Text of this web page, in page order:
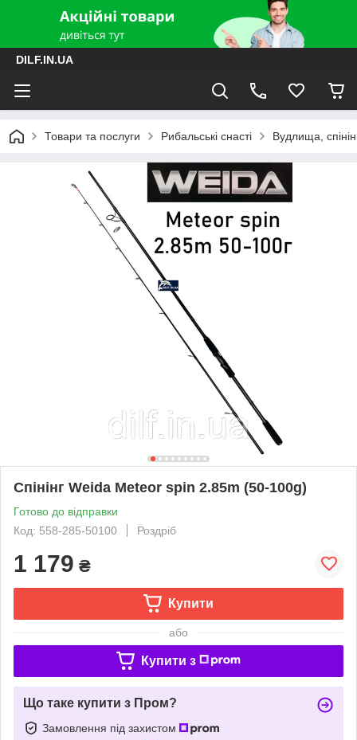
DILF.IN.UA
Товари та послуги Рибальські снасті Вудлища,
Спінінг Weida Meteor spin 2.85m (50-100g)
Готово до відправки
Код: 558-285-50100
Роздріб
1 179 ₴
Купити
або
Купити з
Що таке купити з Пром?
Замовлення під захистом